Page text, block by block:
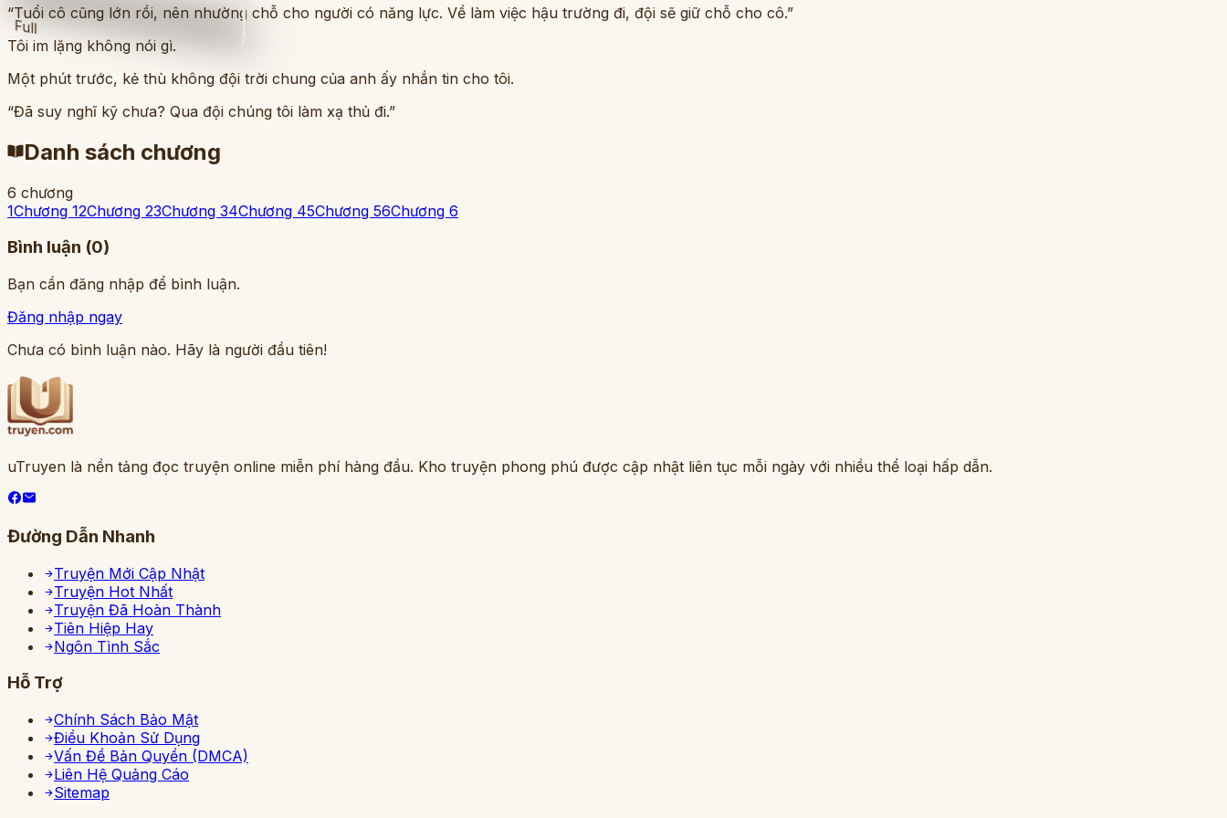
Full
“Tuổi cô cũng lớn rồi, nên nhường chỗ cho người có năng lực. Về làm việc hậu trường đi, đội sẽ giữ chỗ cho cô.”
Tôi im lặng không nói gì.
Một phút trước, kẻ thù không đội trời chung của anh ấy nhắn tin cho tôi.
“Đã suy nghĩ kỹ chưa? Qua đội chúng tôi làm xạ thủ đi.”
Danh sách chương
6 chương
1Chương 12Chương 23Chương 34Chương 45Chương 56Chương 6
Bình luận (0)
Bạn cần đăng nhập để bình luận.
Đăng nhập ngay
Chưa có bình luận nào. Hãy là người đầu tiên!
uTruyen là nền tảng đọc truyện online miễn phí hàng đầu. Kho truyện phong phú được cập nhật liên tục mỗi ngày với nhiều thể loại hấp dẫn.
Đường Dẫn Nhanh
Truyện Mới Cập Nhật
Truyện Hot Nhất
Truyện Đã Hoàn Thành
Tiên Hiệp Hay
Ngôn Tình Sắc
Hỗ Trợ
Chính Sách Bảo Mật
Điều Khoản Sử Dụng
Vấn Đề Bản Quyền (DMCA)
Liên Hệ Quảng Cáo
Sitemap